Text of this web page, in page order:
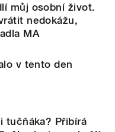
můj osobní život.
nedokážu,
MA
v tento den
tučňáka? Přibírá